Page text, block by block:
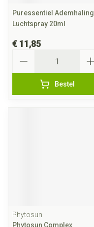
Puressentiel Ademhaling
Luchtspray 20ml
€ 11,85
Bestel
Phytosun
Phytosun Complex